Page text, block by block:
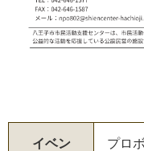
イベン
プロ